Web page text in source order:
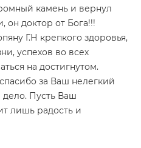
камень и вернул
он доктор от Бога!!!
Г.Н крепкого здоровья,
успехов во всех
на достигнутом.
за Ваш нелегкий
дело. Пусть Ваш
лишь радость и